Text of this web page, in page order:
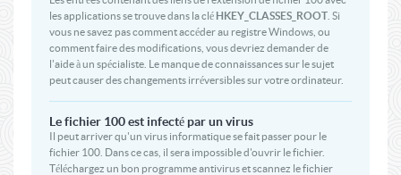
les applications se trouve dans la clé HKEY_CLASSES_ROOT . Si
vous ne savez pas comment accéder au registre Windows, ou
comment faire des modifications, vous devriez demander de
l'aide à un spécialiste. Le manque de connaissances sur le sujet
peut causer des changements irréversibles sur votre ordinateur.
Le fichier 100 est infecté par un virus
Il peut arriver qu'un virus informatique se fait passer pour le
fichier 100. Dans ce cas, il sera impossible d'ouvrir le fichier.
Téléchargez un bon programme antivirus et scannez le fichier